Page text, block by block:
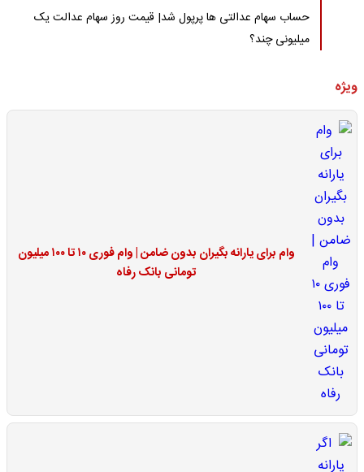
حساب سهام عدالتی ها پرپول شد| قیمت روز سهام عدالت یک
میلیونی چند؟
ویژه
وام برای یارانه بگیران بدون ضامن | وام فوری ۱۰ تا ۱۰۰ میلیون
تومانی بانک رفاه